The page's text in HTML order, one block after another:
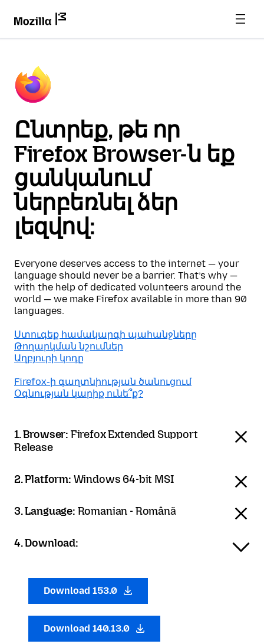
Ընտրեք, թե որ
Firefox Browser-ն եք
ցանկանում
ներբեռնել ձեր
լեզվով:
Everyone deserves access to the internet — your
language should never be a barrier. That’s why —
with the help of dedicated volunteers around the
world — we make Firefox available in more than 90
languages.
Ստուգեք համակարգի պահանջները
Թողարկման նշումներ
Աղբյուրի կոդը
Firefox֊ի գաղտնիության ծանուցում
Օգնության կարիք ունե՞ք?
1. Browser: Firefox Extended Support
Release
2. Platform: Windows 64-bit MSI
3. Language: Romanian - Română
4. Download:
Download 153.0
Download 140.13.0